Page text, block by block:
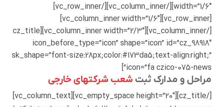
[/vc_column_inner][vc_column_inner width=”2/3″][cz_title
icon_before_type=”icon” shape=”icon” id=”cz_98918″
sk_shape=”font-size:28px;color:#173da5;text-align:right;”
icon=”fa czico-075-news”]
مراحل و مدارک ثبت شعب شرکتهای خارجی
[/cz_title][vc_empty_space height=”20″][vc_column_text]